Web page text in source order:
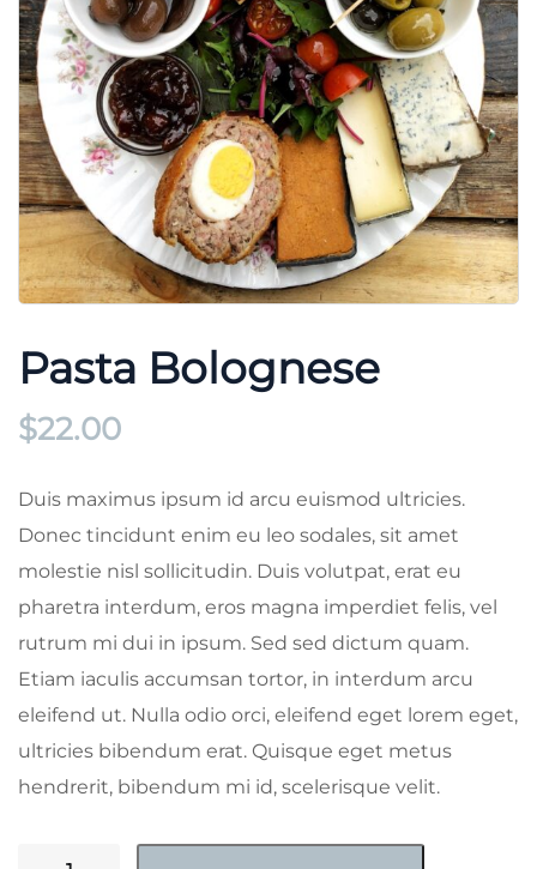
Pasta Bolognese
$22.00
Duis maximus ipsum id arcu euismod ultricies.
Donec tincidunt enim eu leo sodales, sit amet
molestie nisl sollicitudin. Duis volutpat, erat eu
pharetra interdum, eros magna imperdiet felis, vel
rutrum mi dui in ipsum. Sed sed dictum quam.
Etiam iaculis accumsan tortor, in interdum arcu
eleifend ut. Nulla odio orci, eleifend eget lorem eget,
ultricies bibendum erat. Quisque eget metus
hendrerit, bibendum mi id, scelerisque velit.